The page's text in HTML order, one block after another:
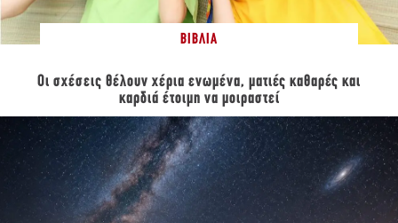
ΒΙΒΛΊΑ
Οι σχέσεις θέλουν χέρια ενωμένα, ματιές καθαρές και
καρδιά έτοιμη να μοιραστεί